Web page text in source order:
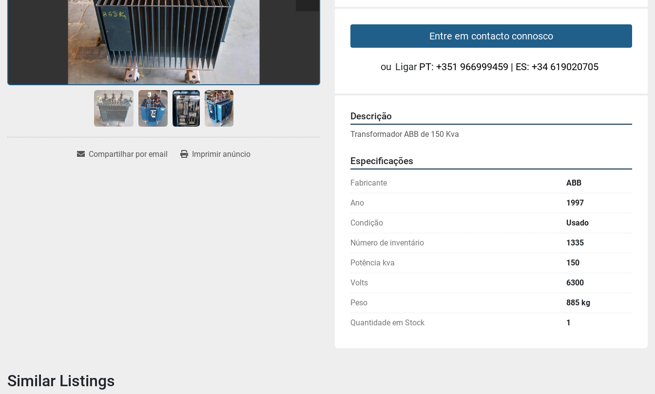
Compartilhar por email Imprimir anúncio
Entre em contacto connosco
ou Ligar PT: +351 966999459 | ES: +34 619020705
Descrição
Transformador ABB de 150 Kva
Especificações
Fabricante ABB
Ano 1997
Condição Usado
Número de inventário 1335
Potência kva 150
Volts 6300
Peso 885 kg
Quantidade em Stock 1
Similar Listings